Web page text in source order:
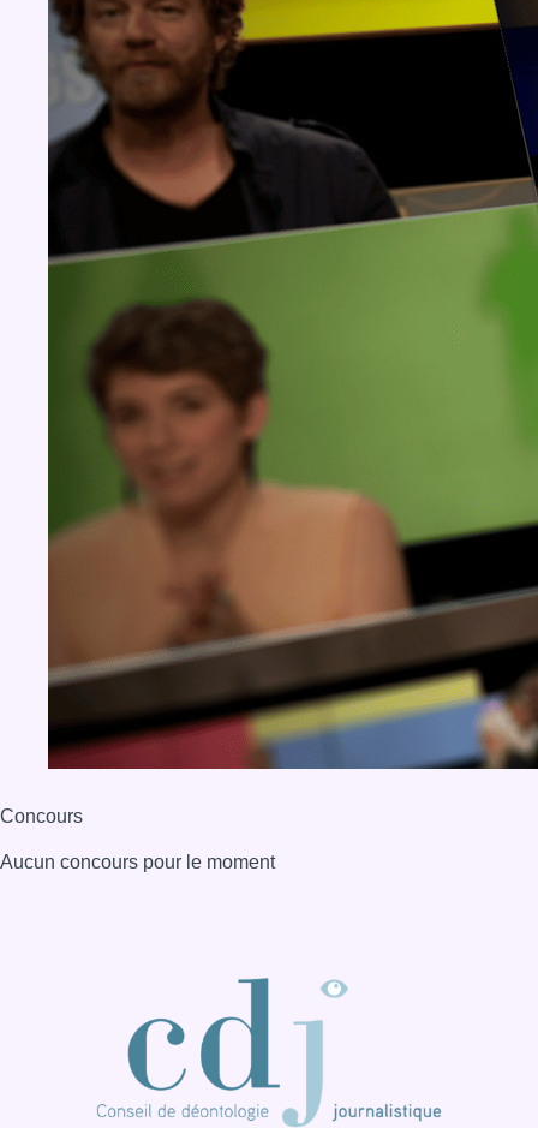
Concours
Aucun concours pour le moment